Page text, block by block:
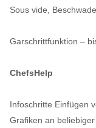
Sous vide,
Garschrittfunktion –
ChefsHelp
Infoschritte Einfügen
Grafiken an